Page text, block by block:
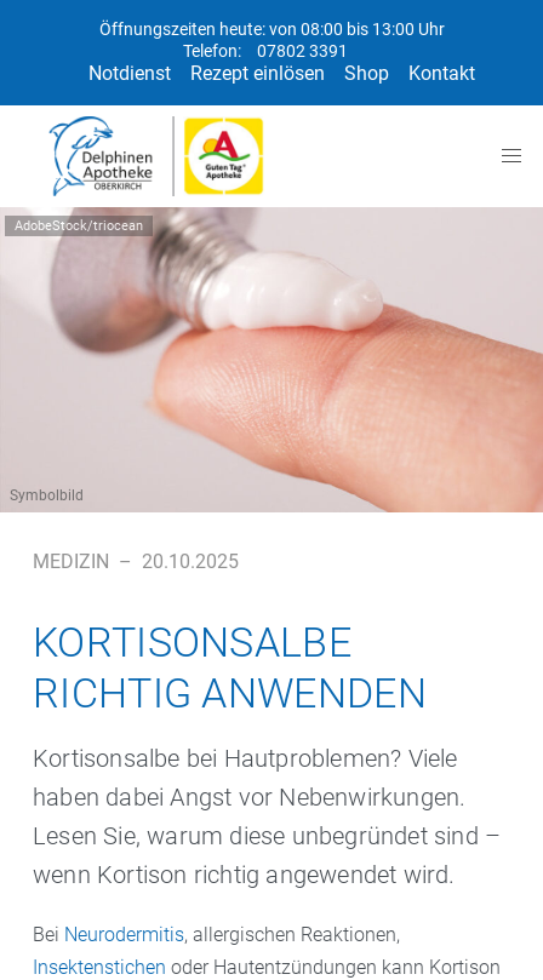
Öffnungszeiten heute: von 08:00 bis 13:00 Uhr
Telefon:
07802 3391
Notdienst Rezept einlösen Shop Kontakt
AdobeStock/triocean
Symbolbild
MEDIZIN – 20.10.2025
KORTISONSALBE
RICHTIG ANWENDEN
Kortisonsalbe bei Hautproblemen? Viele
haben dabei Angst vor Nebenwirkungen.
Lesen Sie, warum diese unbegründet sind –
wenn Kortison richtig angewendet wird.
Bei Neurodermitis, allergischen Reaktionen,
Insektenstichen oder Hautentzündungen kann Kortison